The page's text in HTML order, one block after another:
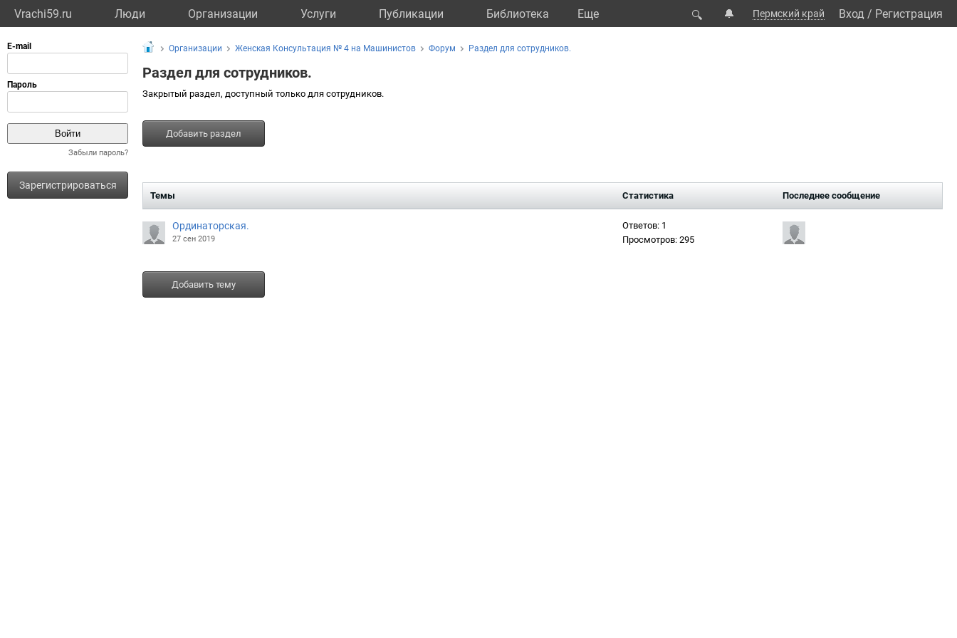
Vrachi59.ru Люди Организации Услуги Публикации Библиотека Eще 🔍 🔔 Пермский край Вход / Регистрация
Забыли пароль?
Зарегистрироваться
Организации Женская Консультация № 4 на Машинистов Форум Раздел для сотрудников.
Раздел для сотрудников.
Закрытый раздел, доступный только для сотрудников.
Добавить раздел
Темы Статистика Последнее сообщение
Ординаторская.
27 сен 2019
Ответов: 1
Просмотров: 295
Добавить тему